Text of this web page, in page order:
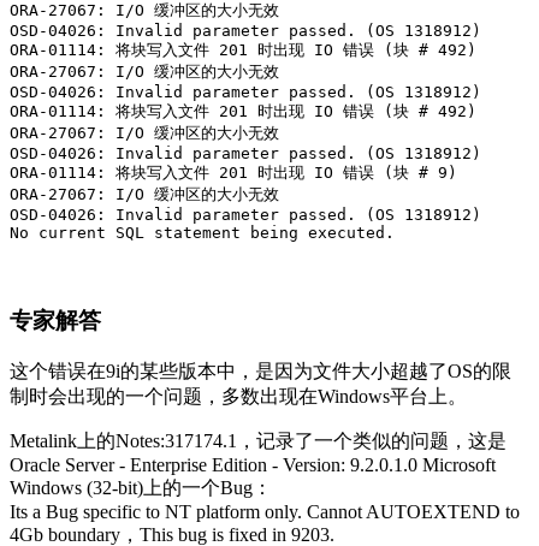
ORA-27067: I/O 缓冲区的大小无效
OSD-04026: Invalid parameter passed. (OS 1318912)
ORA-01114: 将块写入文件 201 时出现 IO 错误 (块 # 492)
ORA-27067: I/O 缓冲区的大小无效
OSD-04026: Invalid parameter passed. (OS 1318912)
ORA-01114: 将块写入文件 201 时出现 IO 错误 (块 # 492)
ORA-27067: I/O 缓冲区的大小无效
OSD-04026: Invalid parameter passed. (OS 1318912)
ORA-01114: 将块写入文件 201 时出现 IO 错误 (块 # 9)
ORA-27067: I/O 缓冲区的大小无效
OSD-04026: Invalid parameter passed. (OS 1318912)
No current SQL statement being executed.
专家解答
这个错误在9i的某些版本中，是因为文件大小超越了OS的限
制时会出现的一个问题，多数出现在Windows平台上。
Metalink上的Notes:317174.1，记录了一个类似的问题，这是
Oracle Server - Enterprise Edition - Version: 9.2.0.1.0 Microsoft
Windows (32-bit)上的一个Bug：
Its a Bug specific to NT platform only. Cannot AUTOEXTEND to
4Gb boundary，This bug is fixed in 9203.